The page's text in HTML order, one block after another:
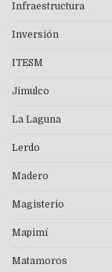
Infraestructura
Inversión
ITESM
Jimulco
La Laguna
Lerdo
Madero
Magisterio
Mapimí
Matamoros